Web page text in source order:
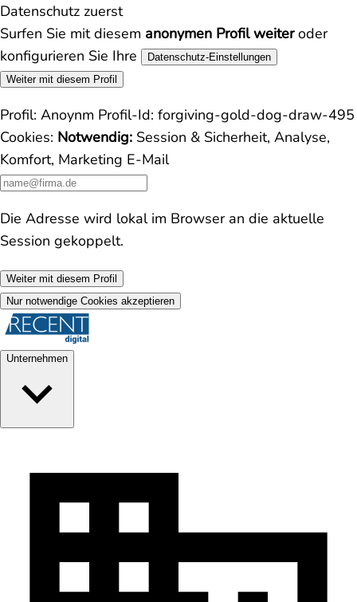
Datenschutz zuerst
Surfen Sie mit diesem anonymen Profil weiteroder
konfigurieren Sie Ihre
Datenschutz-Einstellungen
Weiter mit diesem Profil
Profil: Anoynm Profil-Id: forgiving-gold-dog-draw-495
Cookies: Notwendig: Session & Sicherheit, Analyse,
Komfort, Marketing E-Mail
Die Adresse wird lokal im Browser an die aktuelle
Session gekoppelt.
Weiter mit diesem Profil
Nur notwendige Cookies akzeptieren
Unternehmen